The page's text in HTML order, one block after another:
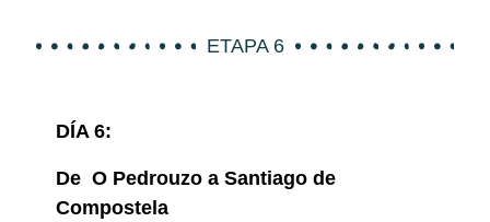
ETAPA 6
DÍA 6:
De O Pedrouzo a Santiago de
Compostela